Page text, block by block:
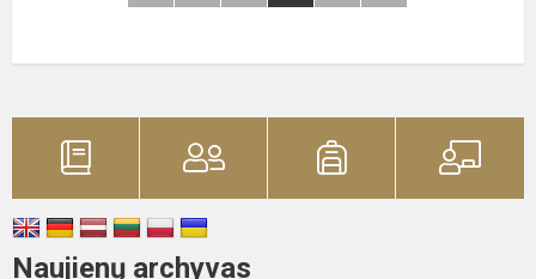
Naujienų archyvas